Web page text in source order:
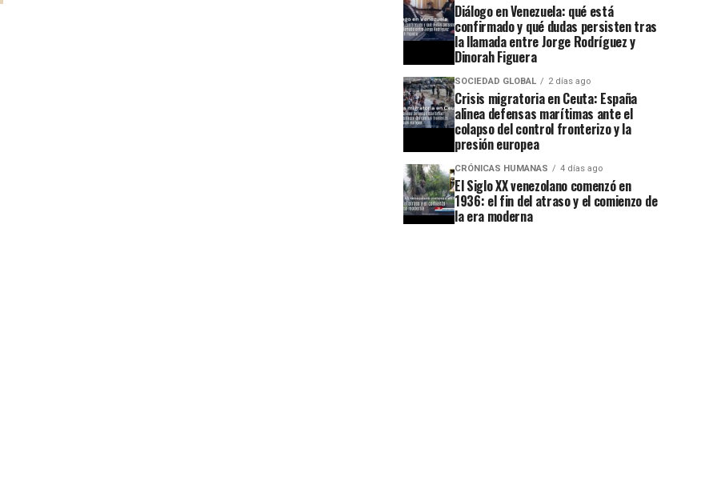
Diálogo en Venezuela: qué está
confirmado y qué dudas persisten tras
la llamada entre Jorge Rodríguez y
Dinorah Figuera
SOCIEDAD GLOBAL 2 días ago
Crisis migratoria en Ceuta: España
alinea defensas marítimas ante el
colapso del control fronterizo y la
presión europea
CRÓNICAS HUMANAS 4 días ago
El Siglo XX venezolano comenzó en
1936: el fin del atraso y el comienzo de
la era moderna